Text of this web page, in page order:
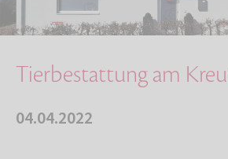
Tierbestattung am
04.04.2022